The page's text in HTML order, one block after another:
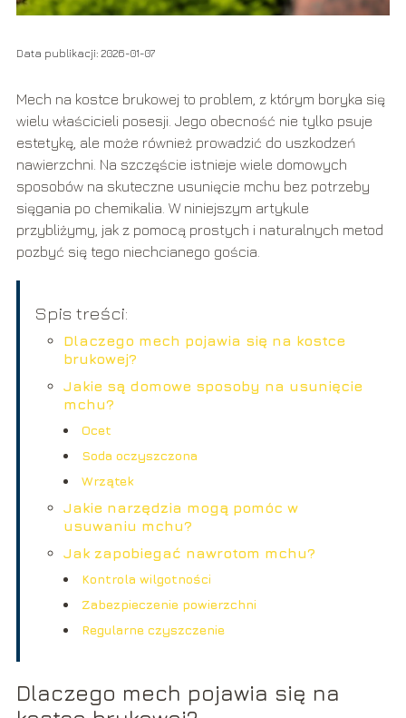
Data publikacji: 2026-01-07
Mech na kostce brukowej to problem, z którym boryka się
wielu właścicieli posesji. Jego obecność nie tylko psuje
estetykę, ale może również prowadzić do uszkodzeń
nawierzchni. Na szczęście istnieje wiele domowych
sposobów na skuteczne usunięcie mchu bez potrzeby
sięgania po chemikalia. W niniejszym artykule
przybliżymy, jak z pomocą prostych i naturalnych metod
pozbyć się tego niechcianego gościa.
Spis treści:
Dlaczego mech pojawia się na kostce
brukowej?
Jakie są domowe sposoby na usunięcie
mchu?
Ocet
Soda oczyszczona
Wrzątek
Jakie narzędzia mogą pomóc w
usuwaniu mchu?
Jak zapobiegać nawrotom mchu?
Kontrola wilgotności
Zabezpieczenie powierzchni
Regularne czyszczenie
Dlaczego mech pojawia się na